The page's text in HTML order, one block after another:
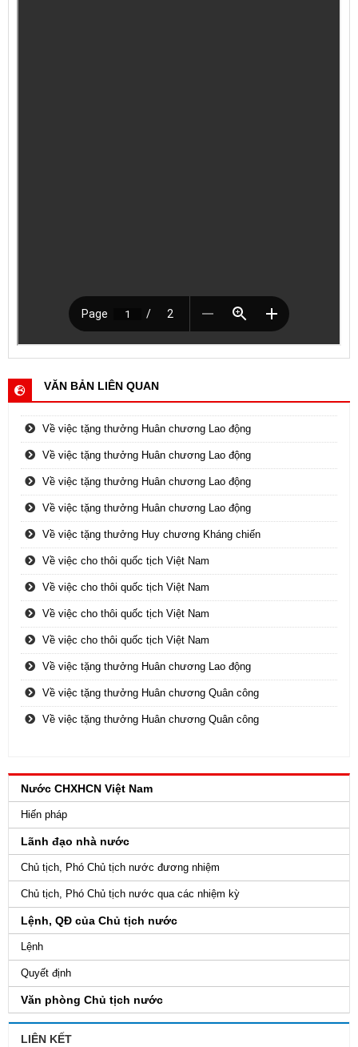
VĂN BẢN LIÊN QUAN
Về việc tặng thưởng Huân chương Lao động
Về việc tặng thưởng Huân chương Lao động
Về việc tặng thưởng Huân chương Lao động
Về việc tặng thưởng Huân chương Lao động
Về việc tặng thưởng Huy chương Kháng chiến
Về việc cho thôi quốc tịch Việt Nam
Về việc cho thôi quốc tịch Việt Nam
Về việc cho thôi quốc tịch Việt Nam
Về việc cho thôi quốc tịch Việt Nam
Về việc tặng thưởng Huân chương Lao động
Về việc tặng thưởng Huân chương Quân công
Về việc tặng thưởng Huân chương Quân công
Nước CHXHCN Việt Nam
Hiến pháp
Lãnh đạo nhà nước
Chủ tịch, Phó Chủ tịch nước đương nhiệm
Chủ tịch, Phó Chủ tịch nước qua các nhiệm kỳ
Lệnh, QĐ của Chủ tịch nước
Lệnh
Quyết định
Văn phòng Chủ tịch nước
LIÊN KẾT